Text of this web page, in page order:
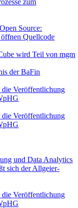
Source:
Quellcode
wird Teil von mgm
der BaFin
Veröffentlichung
Veröffentlichung
und Data Analytics
sich der Allgeier-
Veröffentlichung